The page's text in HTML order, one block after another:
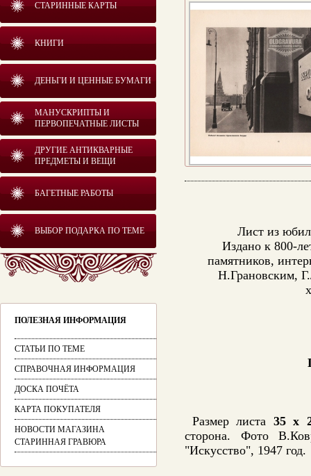
СТАРИННЫЕ КАРТЫ
КНИГИ
ДЕНЬГИ И ЦЕННЫЕ БУМАГИ
МАНУСКРИПТЫ И
ПЕРВОПЕЧАТНЫЕ ЛИСТЫ
ДРУГИЕ АНТИКВАРНЫЕ
ПРЕДМЕТЫ И ВЕЩИ
БАГЕТНЫЕ РАБОТЫ
ВЫБОР ПОДАРКА ПО ТЕМЕ
ПОЛЕЗНАЯ ИНФОРМАЦИЯ
СТАТЬИ ПО ТЕМЕ
СПРАВОЧНАЯ ИНФОРМАЦИЯ
ДОСКА ПОЧЁТА
КАРТА ПОКУПАТЕЛЯ
НОВОСТИ МАГАЗИНА
СТАРИННАЯ ГРАВЮРА
Лист из
Издано к 800-
памятников,
Н.Грановским,
Размер листа 35 х
сторона. Фото
"Искусство", 1947 год.